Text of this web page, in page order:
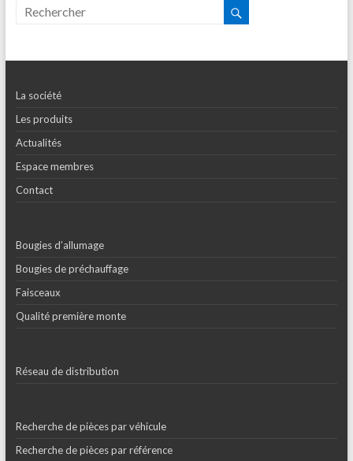
La société
Les produits
Actualités
Espace membres
Contact
Bougies d’allumage
Bougies de préchauffage
Faisceaux
Qualité première monte
Réseau de distribution
Recherche de pièces par véhicule
Recherche de pièces par référence